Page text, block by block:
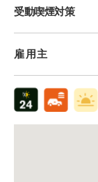
受動喫煙対策
雇用主